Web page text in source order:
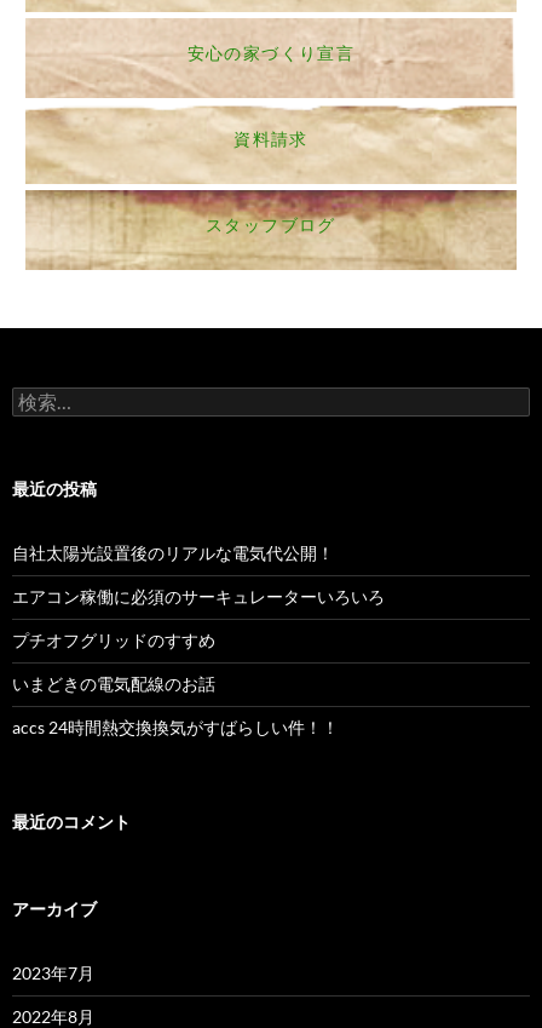
安心の家づくり宣言
資料請求
スタッフブログ
検
索:
最近の投稿
自社太陽光設置後のリアルな電気代公開！
エアコン稼働に必須のサーキュレーターいろいろ
プチオフグリッドのすすめ
いまどきの電気配線のお話
accs 24時間熱交換換気がすばらしい件！！
最近のコメント
アーカイブ
2023年7月
2022年8月